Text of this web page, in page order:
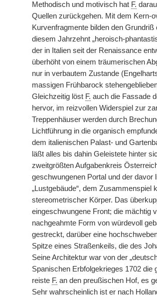
Methodisch und motivisch hat F.
Quellen zurückgehen. Mit dem Kern-
Kurvenfragmente bilden den
diesem Jahrzehnt „heroisch-
der in Italien seit der Renaissance
überhöht von einem träumerischen
nur in verbautem Zustande
massigen Frühbarock
Gleichzeitig löst F. auch die Fassade
hervor, im reizvollen Widerspiel zur
Treppenhäuser werden durch
Lichtführung in| die organisch
dem italienischen Palast- und
läßt alles bis dahin Geleistete hinter
zweitgrößten Aufgabenkreis
geschwungenen Portal und der
„Lustgebäude“, dem
stereometrischer Körper. Das
eingeschwungene Front; die mächtig
nachgeahmte Form von würdevoll
gestreckt, darüber eine
Spitze eines Straßenkeils, die des
Seine Architektur war von der
Spanischen Erbfolgekrieges 1702
reiste F. an den preußischen Hof, es
Sehr wahrscheinlich ist er nach